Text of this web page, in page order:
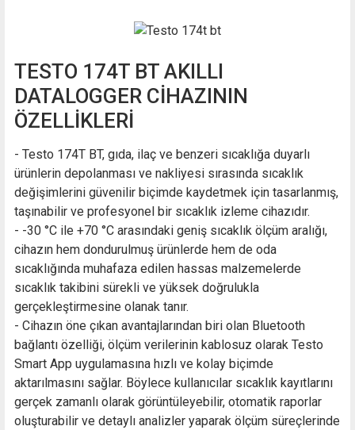
TESTO 174T BT AKILLI
DATALOGGER CİHAZININ
ÖZELLİKLERİ
- Testo 174T BT, gıda, ilaç ve benzeri sıcaklığa duyarlı
ürünlerin depolanması ve nakliyesi sırasında sıcaklık
değişimlerini güvenilir biçimde kaydetmek için tasarlanmış,
taşınabilir ve profesyonel bir sıcaklık izleme cihazıdır.
- -30 °C ile +70 °C arasındaki geniş sıcaklık ölçüm aralığı,
cihazın hem dondurulmuş ürünlerde hem de oda
sıcaklığında muhafaza edilen hassas malzemelerde
sıcaklık takibini sürekli ve yüksek doğrulukla
gerçekleştirmesine olanak tanır.
- Cihazın öne çıkan avantajlarından biri olan Bluetooth
bağlantı özelliği, ölçüm verilerinin kablosuz olarak Testo
Smart App uygulamasına hızlı ve kolay biçimde
aktarılmasını sağlar. Böylece kullanıcılar sıcaklık kayıtlarını
gerçek zamanlı olarak görüntüleyebilir, otomatik raporlar
oluşturabilir ve detaylı analizler yaparak ölçüm süreçlerinde